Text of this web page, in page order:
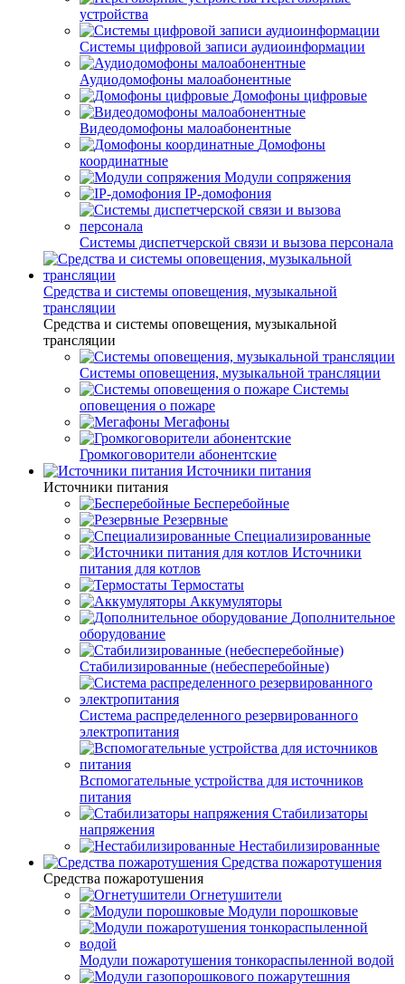
устройства
Системы цифровой записи аудиоинформации
Аудиодомофоны малоабонентные
Домофоны цифровые
Видеодомофоны малоабонентные
Домофоны
координатные
Модули сопряжения
IP-домофония
Системы диспетчерской связи и вызова персонала
Средства и системы оповещения, музыкальной
трансляции
Средства и системы оповещения, музыкальной
трансляции
Системы оповещения, музыкальной трансляции
Системы
оповещения о пожаре
Мегафоны
Громкоговорители абонентские
Источники питания
Источники питания
Бесперебойные
Резервные
Специализированные
Источники
питания для котлов
Термостаты
Аккумуляторы
Дополнительное
оборудование
Стабилизированные (небесперебойные)
Система распределенного резервированного
электропитания
Вспомогательные устройства для источников
питания
Стабилизаторы
напряжения
Нестабилизированные
Средства пожаротушения
Средства пожаротушения
Огнетушители
Модули порошковые
Модули пожаротушения тонкораспыленной водой